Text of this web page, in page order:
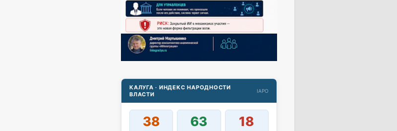
КАЛУГА · ИНДЕКС НАРОДНОСТИ
ВЛАСТИ
IAPO
38 63 18